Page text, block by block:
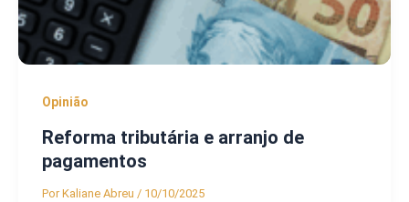
Opinião
Reforma tributária e arranjo de
pagamentos
PorKaliane Abreu / 10/10/2025